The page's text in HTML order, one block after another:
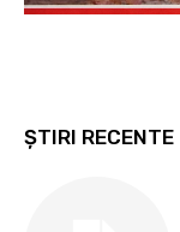
ȘTIRI RECENTE